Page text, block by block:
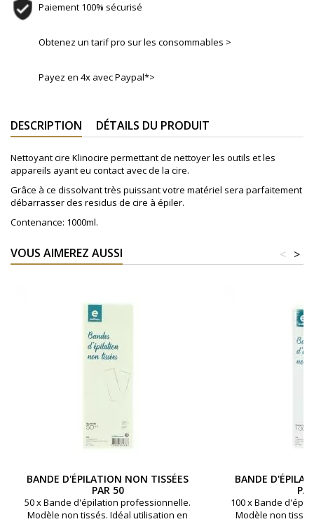
Paiement 100% sécurisé
Obtenez un tarif pro sur les consommables >
Payez en 4x avec Paypal*>
DESCRIPTION DÉTAILS DU PRODUIT
Nettoyant cire Klinocire permettant de nettoyer les outils et les
appareils ayant eu contact avec de la cire.
Grâce à ce dissolvant très puissant votre matériel sera parfaitement
débarrasser des residus de cire à épiler.
Contenance: 1000ml.
VOUS AIMEREZ AUSSI >
<
BANDE D'ÉPILATION NON TISSÉES
PAR 50
50 x Bande d'épilation professionnelle.
Modèle non tissés. Idéal utilisation en
BANDE
100 x Bande
Modèle non